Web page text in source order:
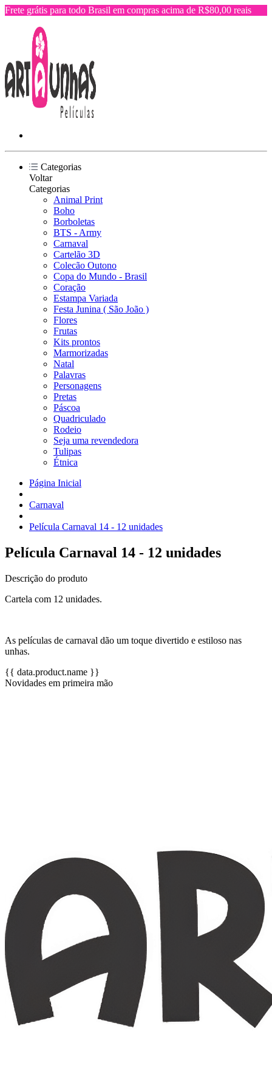
Frete grátis para todo Brasil em compras acima de R$80,00 reais
Categorias
Voltar
Categorias
Animal Print
Boho
Borboletas
BTS - Army
Carnaval
Cartelão 3D
Colecão Outono
Copa do Mundo - Brasil
Coração
Estampa Variada
Festa Junina ( São João )
Flores
Frutas
Kits prontos
Marmorizadas
Natal
Palavras
Personagens
Pretas
Páscoa
Quadriculado
Rodeio
Seja uma revendedora
Tulipas
Étnica
Página Inicial
Carnaval
Película Carnaval 14 - 12 unidades
Película Carnaval 14 - 12 unidades
Descrição do produto
Cartela com 12 unidades.
As películas de carnaval dão um toque divertido e estiloso nas
unhas.
{{ data.product.name }}
Novidades em primeira mão